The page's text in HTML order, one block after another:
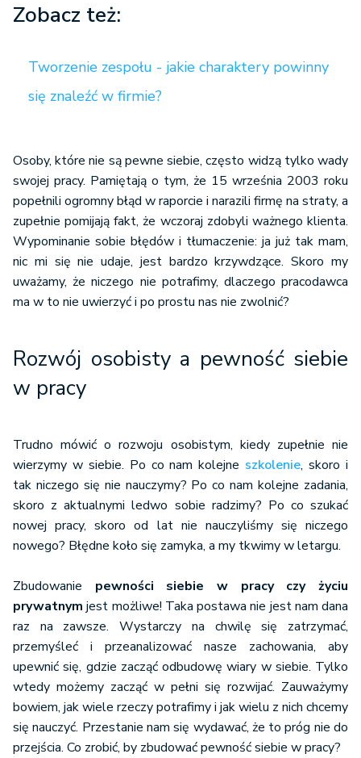
Zobacz też:
Tworzenie zespołu - jakie charaktery powinny
się znaleźć w firmie?
Osoby, które nie są pewne siebie, często widzą tylko wady
swojej pracy. Pamiętają o tym, że 15 września 2003 roku
popełnili ogromny błąd w raporcie i narazili firmę na straty, a
zupełnie pomijają fakt, że wczoraj zdobyli ważnego klienta.
Wypominanie sobie błędów i tłumaczenie: ja już tak mam,
nic mi się nie udaje, jest bardzo krzywdzące. Skoro my
uważamy, że niczego nie potrafimy, dlaczego pracodawca
ma w to nie uwierzyć i po prostu nas nie zwolnić?
Rozwój osobisty a pewność siebie
w pracy
Trudno mówić o rozwoju osobistym, kiedy zupełnie nie
wierzymy w siebie. Po co nam kolejne szkolenie, skoro i
tak niczego się nie nauczymy? Po co nam kolejne zadania,
skoro z aktualnymi ledwo sobie radzimy? Po co szukać
nowej pracy, skoro od lat nie nauczyliśmy się niczego
nowego? Błędne koło się zamyka, a my tkwimy w letargu.
Zbudowanie pewności siebie w pracy czy życiu
prywatnym jest możliwe! Taka postawa nie jest nam dana
raz na zawsze. Wystarczy na chwilę się zatrzymać,
przemyśleć i przeanalizować nasze zachowania, aby
upewnić się, gdzie zacząć odbudowę wiary w siebie. Tylko
wtedy możemy zacząć w pełni się rozwijać. Zauważymy
bowiem, jak wiele rzeczy potrafimy i jak wielu z nich chcemy
się nauczyć. Przestanie nam się wydawać, że to próg nie do
przejścia. Co zrobić, by zbudować pewność siebie w pracy?